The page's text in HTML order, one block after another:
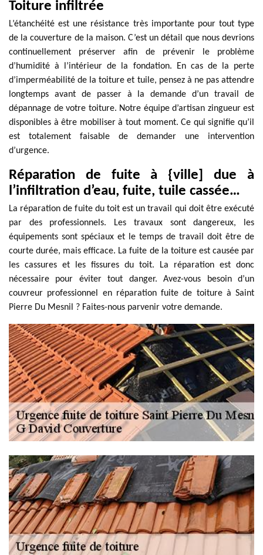
Toiture infiltrée
L’étanchéité est une résistance très importante pour tout type
de la couverture de la maison. C’est un détail que nous devrions
continuellement préserver afin de prévenir le problème
d’humidité à l’intérieur de la fondation. En cas de la perte
d’imperméabilité de la toiture et tuile, pensez à ne pas attendre
longtemps avant de passer à la demande d’un travail de
dépannage de votre toiture. Notre équipe d’artisan zingueur est
disponibles à être mobiliser à tout moment. Ce qui signifie qu’il
est totalement faisable de demander une intervention
d’urgence.
Réparation de fuite à {ville] due à
l’infiltration d’eau, fuite, tuile cassée…
La réparation de fuite du toit est un travail qui doit être exécuté
par des professionnels. Les travaux sont dangereux, les
équipements sont spéciaux et le temps de travail doit être de
courte durée, mais efficace. La fuite de la toiture est causée par
les cassures et les fissures du toit. La réparation est donc
nécessaire pour éviter tout danger. Avez-vous besoin d’un
couvreur professionnel en réparation fuite de toiture à Saint
Pierre Du Mesnil ? Faites-nous parvenir votre demande.